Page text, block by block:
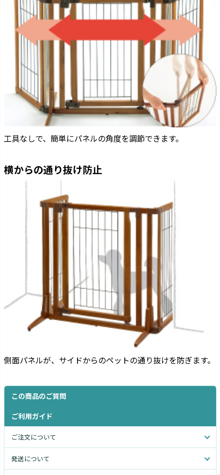
工具なしで、簡単にパネルの角度を調節できます。
横からの通り抜け防止
側面パネルが、サイドからのペットの通り抜けを防ぎます。
この商品のご質問
ご利用ガイド
ご注文について
発送について